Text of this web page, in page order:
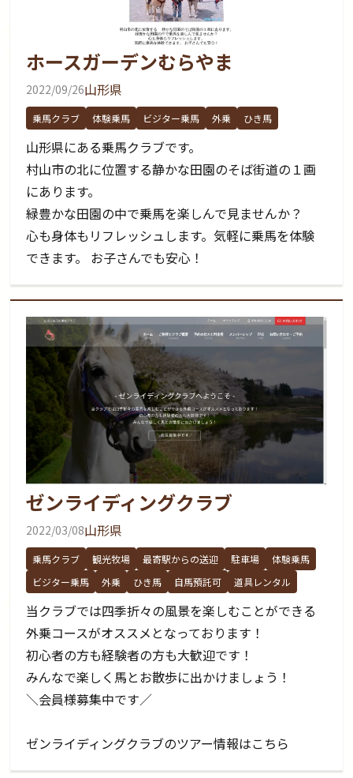
ホースガーデンむらやま
2022/09/26山形県
乗馬クラブ 体験乗馬 ビジター乗馬 外乗 ひき馬
山形県にある乗馬クラブです。
村山市の北に位置する静かな田園のそば街道の１画
にあります。
緑豊かな田園の中で乗馬を楽しんで見ませんか？
心も身体もリフレッシュします。気軽に乗馬を体験
できます。 お子さんでも安心！
ゼンライディングクラブ
2022/03/08山形県
乗馬クラブ 観光牧場 最寄駅からの送迎 駐車場
体験乗馬
ビジター乗馬
外乗 ひき馬 自馬預託可 道具レンタル
当クラブでは四季折々の風景を楽しむことができる
外乗コースがオススメとなっております！
初心者の方も経験者の方も大歓迎です！
みんなで楽しく馬とお散歩に出かけましょう！
＼会員様募集中です／
ゼンライディングクラブのツアー情報はこちら